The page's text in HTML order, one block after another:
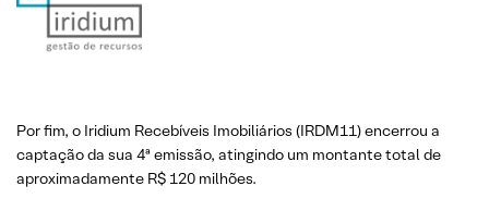
Por fim, o Iridium Recebíveis Imobiliários (IRDM11) encerrou a
captação da sua 4ª emissão, atingindo um montante total de
aproximadamente R$ 120 milhões.